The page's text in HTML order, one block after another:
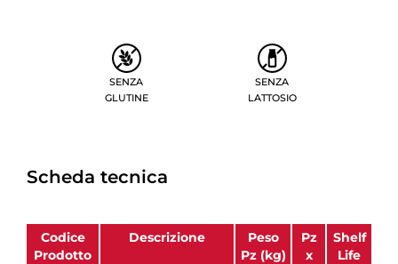
SENZA
GLUTINE
SENZA
LATTOSIO
Scheda tecnica
Codice
Prodotto
Descrizione
Peso
Pz (kg)
Pz
x
Shelf
Life